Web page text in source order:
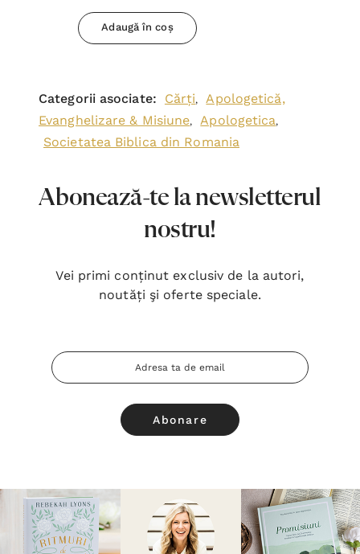
Adaugă în coș
Categorii asociate: Cărți,
Apologetică,
Evanghelizare & Misiune, Apologetica,
Societatea Biblica din Romania
Abonează-te la newsletterul
nostru!
Vei primi conținut exclusiv de la autori,
noutăți şi oferte speciale.
Adresa
Email